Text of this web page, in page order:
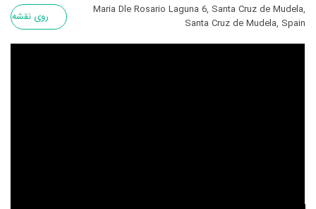
Maria Dle Rosario Laguna 6, Santa Cruz de Mudela,
Santa Cruz de Mudela, Spain
روی نقشه